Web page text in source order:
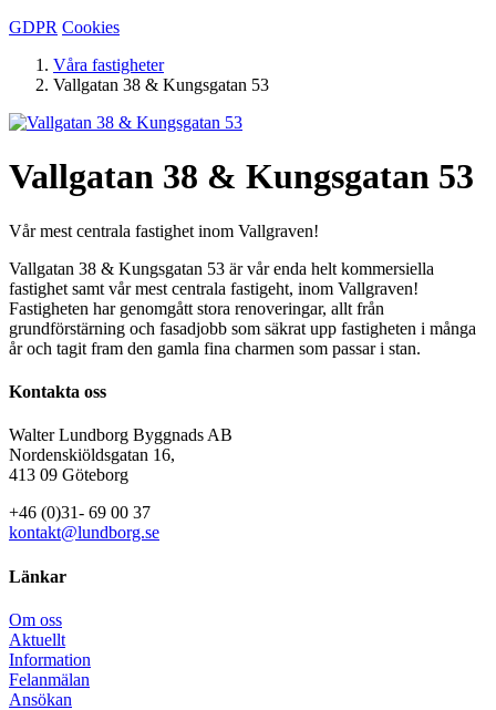
GDPR Cookies
Våra fastigheter
Vallgatan 38 & Kungsgatan 53
Vallgatan 38 & Kungsgatan 53
Vår mest centrala fastighet inom Vallgraven!
Vallgatan 38 & Kungsgatan 53 är vår enda helt kommersiella
fastighet samt vår mest centrala fastigeht, inom Vallgraven!
Fastigheten har genomgått stora renoveringar, allt från
grundförstärning och fasadjobb som säkrat upp fastigheten i många
år och tagit fram den gamla fina charmen som passar i stan.
Kontakta oss
Walter Lundborg Byggnads AB
Nordenskiöldsgatan 16,
413 09 Göteborg
+46 (0)31- 69 00 37
kontakt@lundborg.se
Länkar
Om oss
Aktuellt
Information
Felanmälan
Ansökan